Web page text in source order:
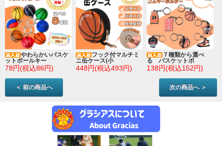
やわらかいバスケ
ットボールキー
78円(税込86円)
フック付マルチミ
ニ缶ケース(小
448円(税込493円)
７種類から選べ
る バスケットボ
138円(税込152円)
＜ 前の商品へ 次の商品へ ＞